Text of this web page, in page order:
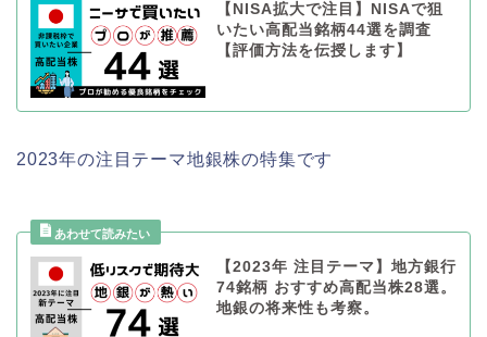
【NISA拡大で注目】NISAで狙
いたい高配当銘柄44選を調査
【評価方法を伝授します】
2023年の注目テーマ地銀株の特集です
【2023年 注目テーマ】地方銀行
74銘柄 おすすめ高配当株28選。
地銀の将来性も考察。